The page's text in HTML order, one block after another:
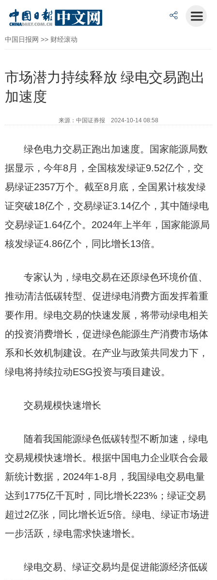
中国日报网 >> 财经滚动
市场潜力持续释放 绿电交易跑出
加速度
来源：中国证券报 2024-10-14 08:58
绿色电力交易正跑出加速度。国家能源局数
据显示，今年8月，全国核发绿证9.52亿个，交
易绿证2357万个。截至8月底，全国累计核发绿
证突破18亿个，交易绿证3.14亿个，其中随绿电
交易绿证1.64亿个。2024年上半年，国家能源局
核发绿证4.86亿个，同比增长13倍。
专家认为，绿电交易在还原绿色环境价值、
推动清洁低碳转型、促进绿电消费方面发挥着重
要作用。绿电交易的快速发展，将带动绿电相关
的投资消费增长，促进绿色能源生产消费市场体
系和长效机制建设。在产业与政策共同发力下，
绿电将持续拉动ESG投资与项目建设。
交易规模快速增长
随着我国能源绿色低碳转型不断加速，绿电
交易规模快速增长。根据中国电力企业联合会最
新统计数据，2024年1-8月，我国绿电交易电量
达到1775亿千瓦时，同比增长223%；绿证交易
超过2亿张，同比增长近5倍。绿电、绿证市场进
一步活跃，绿电需求快速增长。
绿电交易、绿证交易均是促进能源经济低碳